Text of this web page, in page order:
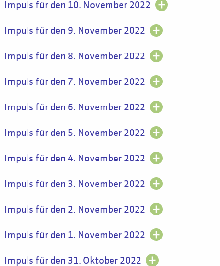
Impuls für den 10. November 2022
Impuls für den 9. November 2022
Impuls für den 8. November 2022
Impuls für den 7. November 2022
Impuls für den 6. November 2022
Impuls für den 5. November 2022
Impuls für den 4. November 2022
Impuls für den 3. November 2022
Impuls für den 2. November 2022
Impuls für den 1. November 2022
Impuls für den 31. Oktober 2022